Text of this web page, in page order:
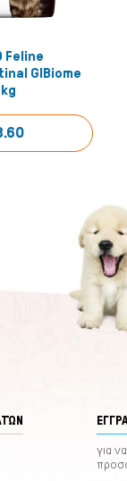
View
Feline
GIBiome
για